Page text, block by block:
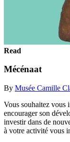
Read
Mécénaat
By Musée Camille
Vous souhaitez vous
encourager son
investir dans de
à votre activité vous